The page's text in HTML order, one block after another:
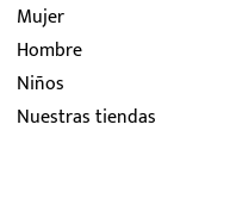
Mujer
Hombre
Niños
Nuestras tiendas